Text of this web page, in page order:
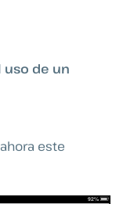
uso de un
este